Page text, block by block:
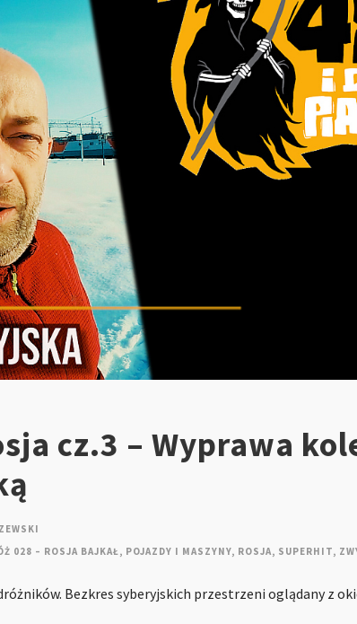
cz.3 – Wyprawa
028 – ROSJA BAJKAŁ , POJAZDY I MASZYNY, ROSJA, SUPERHIT,
Bezkres syberyjskich przestrzeni oglądany z